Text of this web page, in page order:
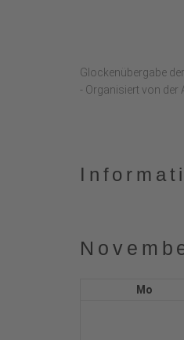
Glockenübergabe
- Organisiert von der
Mo